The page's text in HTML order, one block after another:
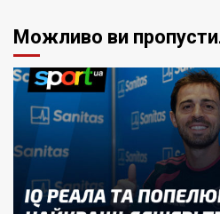
Можливо ви